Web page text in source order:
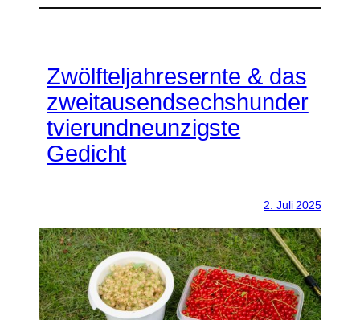
Zwölfteljahresernte & das
zweitausendsechshunder
tvierundneunzigste
Gedicht
2. Juli 2025